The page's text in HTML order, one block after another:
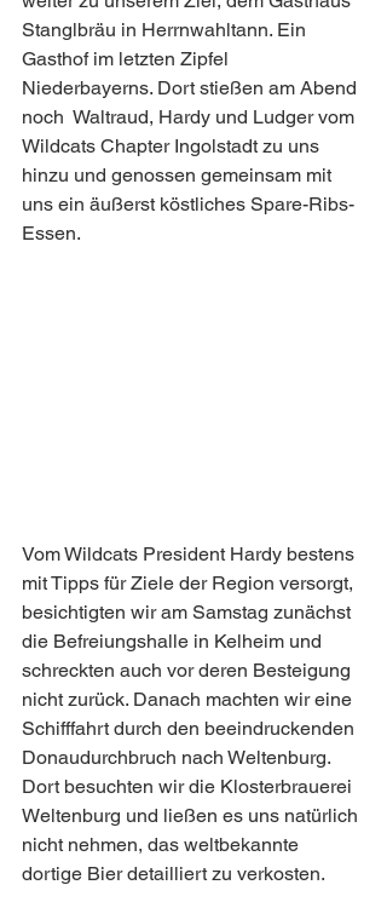
Stanglbräu in Herrnwahltann. Ein
Gasthof im letzten Zipfel
Niederbayerns. Dort stießen am Abend
noch  Waltraud, Hardy und Ludger vom
Wildcats Chapter Ingolstadt zu uns
hinzu und genossen gemeinsam mit
uns ein äußerst köstliches Spare-Ribs-
Essen.
Vom Wildcats President Hardy bestens
mit Tipps für Ziele der Region versorgt,
besichtigten wir am Samstag zunächst
die Befreiungshalle in Kelheim und
schreckten auch vor deren Besteigung
nicht zurück. Danach machten wir eine
Schifffahrt durch den beeindruckenden
Donaudurchbruch nach Weltenburg.
Dort besuchten wir die Klosterbrauerei
Weltenburg und ließen es uns natürlich
nicht nehmen, das weltbekannte
dortige Bier detailliert zu verkosten.